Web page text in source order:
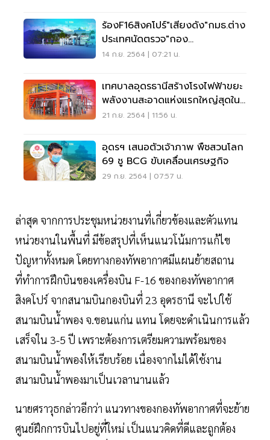
ร้องF16สิงคโปร์"เสียงดัง"กมธ.ต่าง
ประเทศนัดตรวจ"กอง
บิน23"อุดรธานี
14 ก.ย. 2564 | 07:21 น.
เทศบาลอุดรธานีสร้างโรงไฟฟ้าขยะ
พลังงานสะอาดแห่งแรกใหญ่สุดใน
อาเซียน
21 ก.ย. 2564 | 11:56 น.
อุดรฯ เสนอตัวเจ้าภาพ พืชสวนโลก
69 ชู BCG ขับเคลื่อนเศรษฐกิจ
29 ก.ย. 2564 | 07:57 น.
ล่าสุด จากการประชุมหน่วยงานที่เกี่ยวข้องและตัวแทน
หน่วยงานในพื้นที่ มีข้อสรุปที่เห็นแนวโน้มการแก้ไข
ปัญหาทั้งหมด โดยทางกองทัพอากาศมีแผนย้ายสถาน
ที่ทำการฝึกบินของเครื่องบิน F-16 ของกองทัพอากาศ
สิงคโปร์ จากสนามบินกองบินที่ 23 อุดรธานี จะไปใช้
สนามบินน้ำพอง จ.ขอนแก่น แทน โดยจะดำเนินการแล้ว
เสร็จใน 3-5 ปี เพราะต้องการเตรียมความพร้อมของ
สนามบินน้ำพองให้เรียบร้อย เนื่องจากไม่ได้ใช้งาน
สนามบินน้ำพองมาเป็นเวลานานแล้ว
นายศราวุธกล่าวอีกว่า แนวทางของกองทัพอากาศที่จะย้าย
ศูนย์ฝึกการบินไปอยู่ที่ใหม่ เป็นแนวคิดที่ดีและถูกต้อง